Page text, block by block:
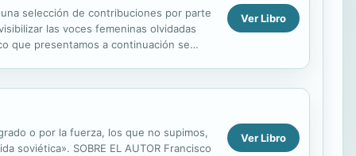
selección de contribuciones por parte
las voces femeninas olvidadas
que presentamos a continuación se
Ver Libro
o por la fuerza, los que no supimos,
soviética». SOBRE EL AUTOR Francisco
Ver Libro